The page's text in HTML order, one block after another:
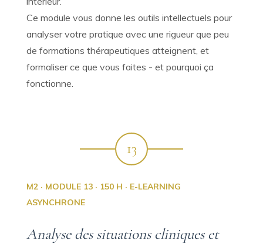
Ce module vous donne les outils intellectuels pour
analyser votre pratique avec une rigueur que peu
de formations thérapeutiques atteignent, et
formaliser ce que vous faites - et pourquoi ça
fonctionne.
13
M2 · MODULE 13 · 150 H · E-LEARNING
ASYNCHRONE
Analyse des situations cliniques et